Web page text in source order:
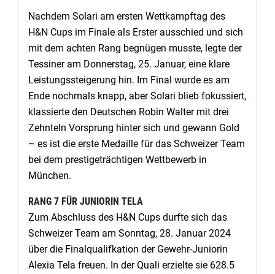
Nachdem Solari am ersten Wettkampftag des
H&N Cups im Finale als Erster ausschied und sich
mit dem achten Rang begnügen musste, legte der
Tessiner am Donnerstag, 25. Januar, eine klare
Leistungssteigerung hin. Im Final wurde es am
Ende nochmals knapp, aber Solari blieb fokussiert,
klassierte den Deutschen Robin Walter mit drei
Zehnteln Vorsprung hinter sich und gewann Gold
– es ist die erste Medaille für das Schweizer Team
bei dem prestigeträchtigen Wettbewerb in
München.
RANG 7 FÜR JUNIORIN TELA
Zum Abschluss des H&N Cups durfte sich das
Schweizer Team am Sonntag, 28. Januar 2024
über die Finalqualifkation der Gewehr-Juniorin
Alexia Tela freuen. In der Quali erzielte sie 628.5